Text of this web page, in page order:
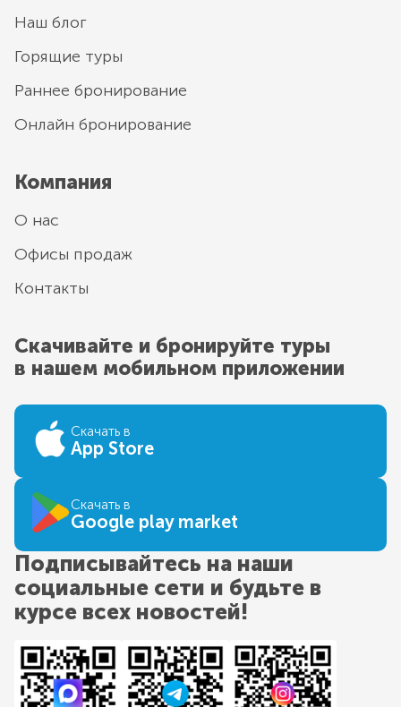
Наш блог
Горящие туры
Раннее бронирование
Онлайн бронирование
Компания
О нас
Офисы продаж
Контакты
Скачивайте и бронируйте туры
в нашем мобильном приложении
Скачать в
App Store
Скачать в
Google play market
Подписывайтесь на наши
социальные сети и будьте в
курсе всех новостей!